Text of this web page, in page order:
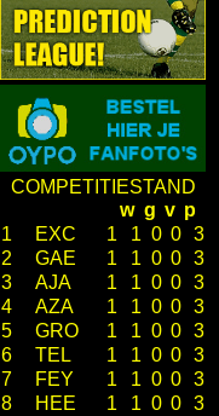
COMPETITIESTAND
w g v p
1
EXC 1 1 0 0 3
2
GAE 1 1 0 0 3
3
AJA 1 1 0 0 3
4
AZA 1 1 0 0 3
5
GRO 1 1 0 0 3
6
TEL 1 1 0 0 3
7
FEY 1 1 0 0 3
8
HEE 1 1 0 0 3